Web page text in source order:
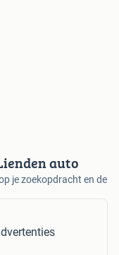
auto
je zoekopdracht en de